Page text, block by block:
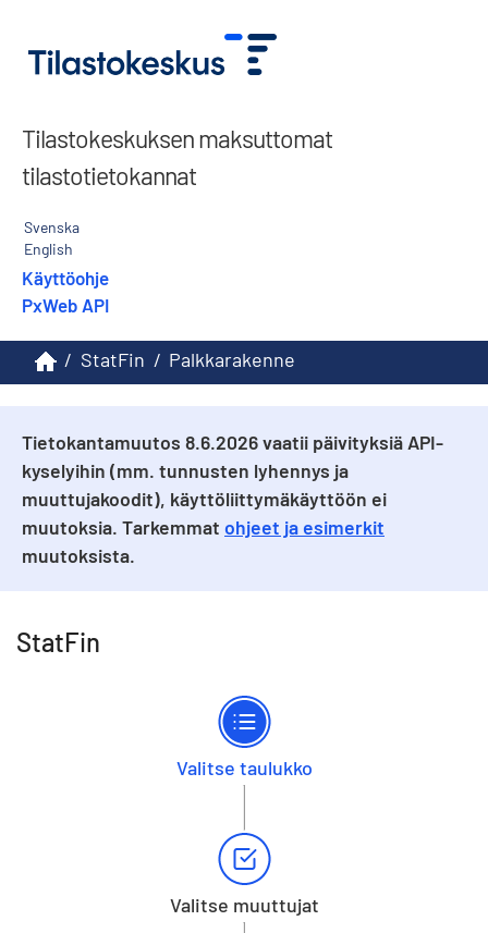
Tilastokeskuksen maksuttomat
tilastotietokannat
Svenska
English
Käyttöohje
PxWeb API
/ StatFin / Palkkarakenne
Tietokantamuutos 8.6.2026 vaatii päivityksiä API-
kyselyihin (mm. tunnusten lyhennys ja
muuttujakoodit), käyttöliittymäkäyttöön ei
muutoksia. Tarkemmat ohjeet ja esimerkit
muutoksista.
StatFin
Valitse taulukko
Valitse muuttujat